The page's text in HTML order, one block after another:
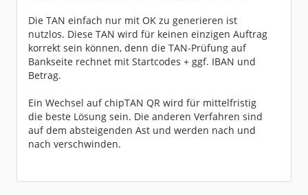
Die TAN einfach nur mit OK zu generieren ist
nutzlos. Diese TAN wird für keinen einzigen Auftrag
korrekt sein können, denn die TAN-Prüfung auf
Bankseite rechnet mit Startcodes + ggf. IBAN und
Betrag.
Ein Wechsel auf chipTAN QR wird für mittelfristig
die beste Lösung sein. Die anderen Verfahren sind
auf dem absteigenden Ast und werden nach und
nach verschwinden.